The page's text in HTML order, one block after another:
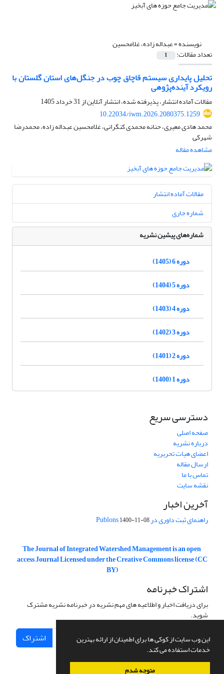
این وب سایت از کوکی ها برای اطمینان از ارائه بهترین
خدمات استفاده می کند.
متوجه شدم
نویسنده =عبداله زاده، غلامحسین
تعداد مقالات: 1
تحلیل پایداری سیستم قاچاق چوب در جنگل‌های استان گلستان با
رویکرد آینده‌پژوهی
مقالات آماده انتشار، پذیرفته شده، انتشار آنلاین از31 خرداد 1405
10.22034/iwm.2026.2080375.1259
محمد هادی معیری، حنانه محمدی کنگرانی، غلامحسین عبداله زاده، محمدرضا
شهرکی
مشاهده مقاله
مقالات آماده انتشار
شماره جاری
شماره‌های پیشین نشریه
دوره 6 (1405)
دوره 5 (1404)
دوره 4 (1403)
دوره 3 (1402)
دوره 2 (1401)
دوره 1 (1400)
دسترسی سریع
صفحه اصلی
درباره نشریه
اعضای هیات تحریریه
ارسال مقاله
تماس با ما
نقشه سایت
آخرین اخبار
راهنمای ثبت داوری در Publons1400-11-08
The Journal of Integrated Watershed Management is an open
access Journal Licensed under the Creative Commons license (CC
BY)
اشتراک خبرنامه
برای دریافت اخبار و اطلاعیه های مهم نشریه در خبرنامه نشریه مشترک
شوید.
اشتراک